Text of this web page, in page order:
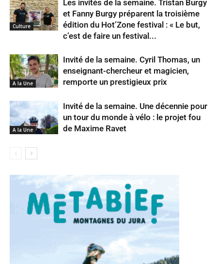
Culture
Les invités de la semaine. Tristan Burgy
et Fanny Burgy préparent la troisième
édition du Hot’Zone festival : « Le but,
c’est de faire un festival...
A la Une
Invité de la semaine. Cyril Thomas, un
enseignant-chercheur et magicien,
remporte un prestigieux prix
A la Une
Invité de la semaine. Une décennie pour
un tour du monde à vélo : le projet fou
de Maxime Ravet